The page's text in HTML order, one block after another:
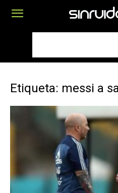
Etiqueta: messi a